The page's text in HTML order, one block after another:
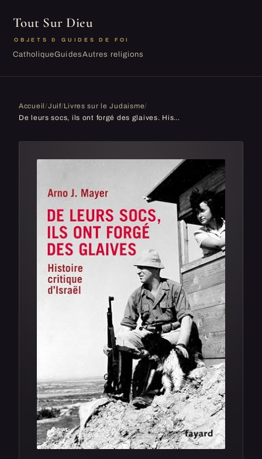
Tout Sur Dieu
OBJETS & GUIDES DE FOI
CatholiqueGuidesAutres religions
Accueil/Juif/Livres sur le Judaisme/
De leurs socs, ils ont forgé des glaives. Histoire critique d'Israël: L'histoire d'Israël depuis le début du sionisme